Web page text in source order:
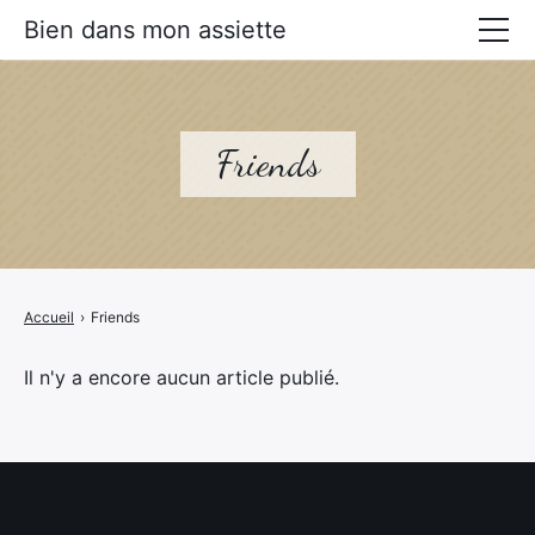
Friends
Accueil › Friends
Il n'y a encore aucun article publié.
Bien dans mon assiette
Prévenir les maladies